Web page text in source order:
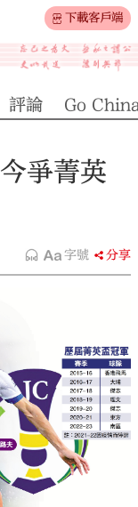
下載客戶端
評論 Go
爭菁英
字號 分享